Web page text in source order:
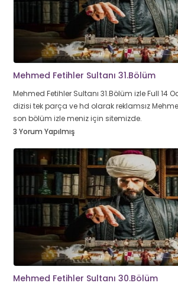
Mehmed Fetihler Sultanı 31.Bölüm
Mehmed Fetihler Sultanı 31.Bölüm izle Full 14
dizisi tek parça ve hd olarak reklamsız
son bölüm izle meniz için sitemizde.
3 Yorum Yapılmış
Mehmed Fetihler Sultanı 30.Bölüm